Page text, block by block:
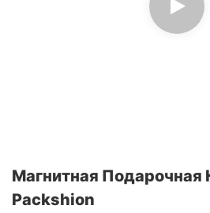
Магнитная Подарочная
Packshion